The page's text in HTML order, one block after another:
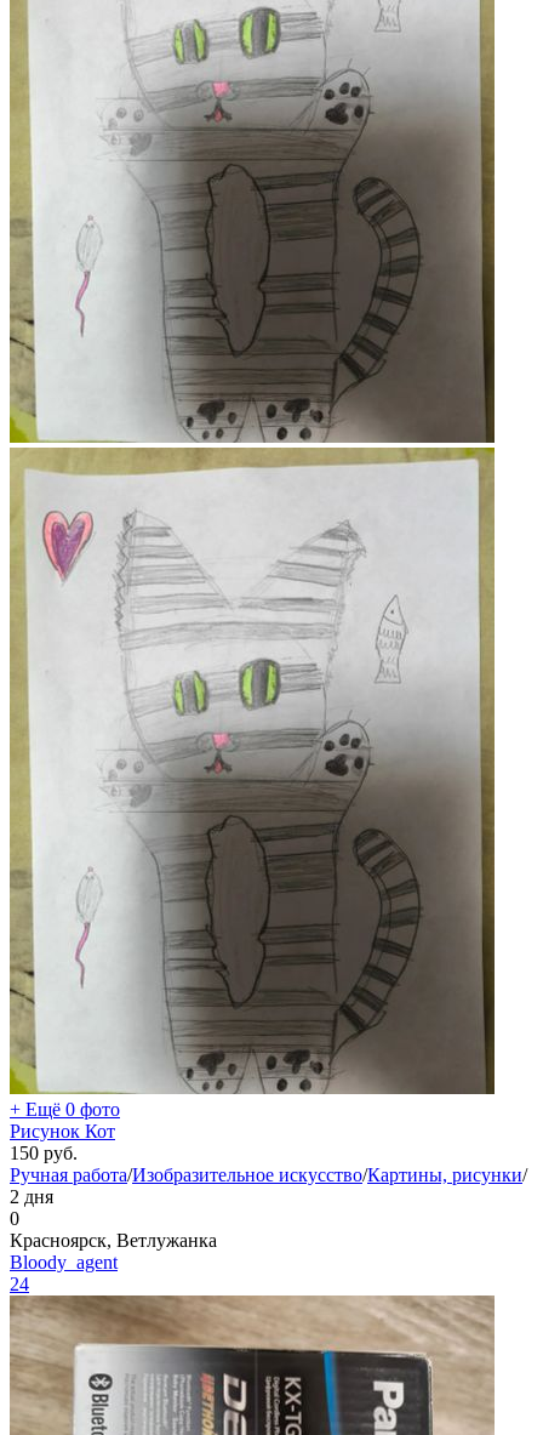
+ Ещё 0 фото
Рисунок Кот
150 руб.
Ручная работа/Изобразительное искусство/Картины, рисунки/
2 дня
0
Красноярск, Ветлужанка
Bloody_agent
24